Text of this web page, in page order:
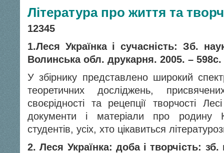
Література про життя та
12345
1.Леся Українка і сучасність: Зб.
Волинська обл. друкарня. 2005. – 598с.
У збірнику представлено широкий
теоретичних досліджень,
своєрідності та рецепції творчості
документи і матеріали про родину
студентів, усіх, хто цікавиться
2. Леся Українка: доба і творчість: зб.